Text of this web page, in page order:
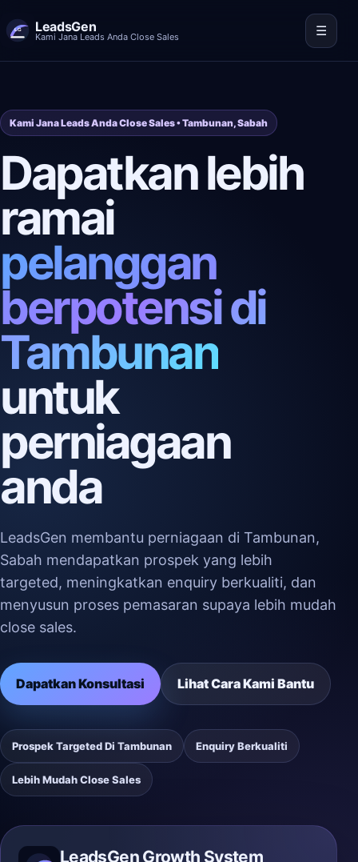
LeadsGen
Kami Jana Leads Anda Close Sales ☰
Kami Jana Leads Anda Close Sales • Tambunan, Sabah
Dapatkan lebih
ramai
pelanggan
berpotensi di
Tambunan
untuk
perniagaan
anda
LeadsGen membantu perniagaan di Tambunan,
Sabah mendapatkan prospek yang lebih
targeted, meningkatkan enquiry berkualiti, dan
menyusun proses pemasaran supaya lebih mudah
close sales.
Dapatkan Konsultasi Lihat Cara Kami Bantu
Prospek Targeted Di Tambunan Enquiry Berkualiti
Lebih Mudah Close Sales
LeadsGen Growth System